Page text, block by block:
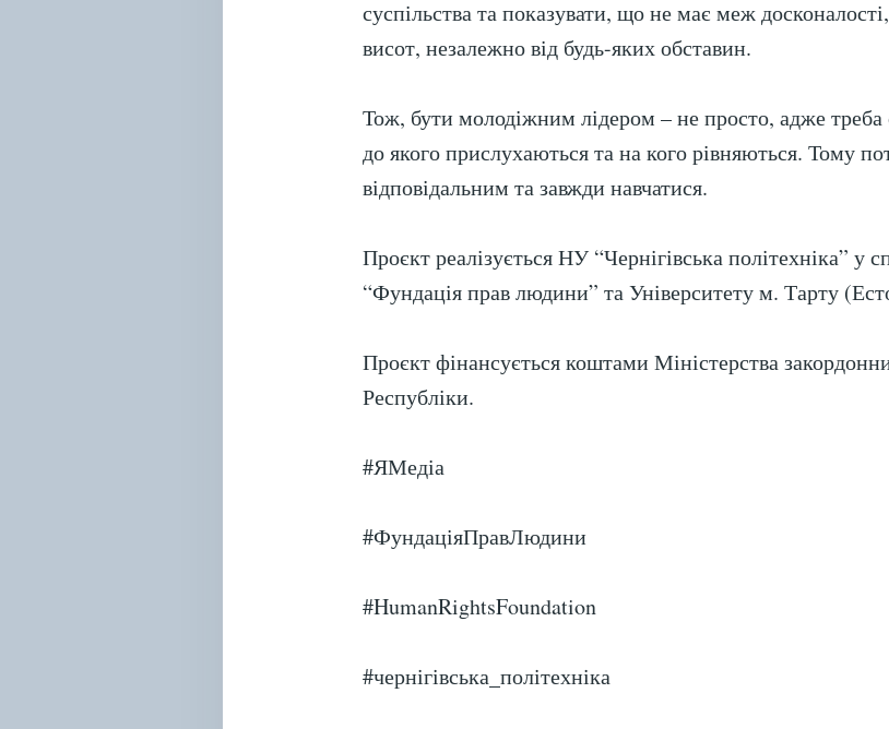
суспільства та показувати, що не має меж
висот, незалежно від будь-яких обставин.
Тож, бути молодіжним лідером – не просто, адже треба
до якого прислухаються та на кого рівняються. Тому
відповідальним та завжди навчатися.
Проєкт реалізується НУ “Чернігівська політехніка” у
“Фундація прав людини” та Університету м. Тарту
Проєкт фінансується коштами Міністерства
Республіки.
#ЯМедіа
#ФундаціяПравЛюдини
#HumanRightsFoundation
#чернігівська_політехніка